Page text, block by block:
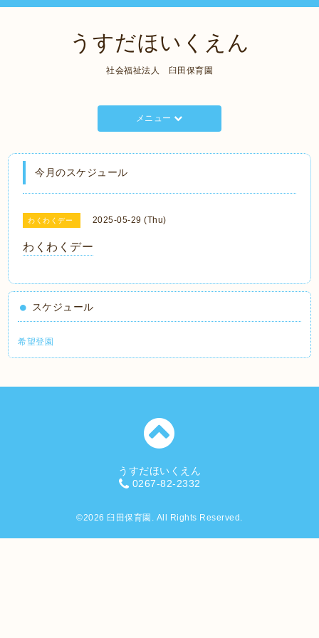
うすだほいくえん
社会福祉法人 臼田保育園
メニュー
今月のスケジュール
わくわくデー 2025-05-29 (Thu)
わくわくデー
スケジュール
希望登園
うすだほいくえん
0267-82-2332
©2026 臼田保育園 . All Rights Reserved.